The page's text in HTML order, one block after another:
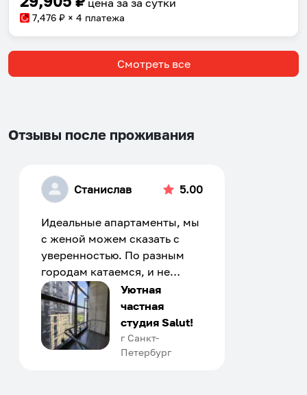
цена за за сутки
7,476 ₽ × 4 платежа
Смотреть все
Отзывы после проживания
Станислав 5.00
Идеальные апартаменты, мы
с женой можем сказать с
уверенностью. По разным
городам катаемся, и не
только в России. Сервис на
отличном уровне. Хозяин
апартаментов доброй души
человек, всегда можно
договориться, подскажет
Уютная
частная
студия Salut!
г Санкт-
Петербург